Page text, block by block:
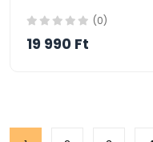
(0)
19 990 Ft